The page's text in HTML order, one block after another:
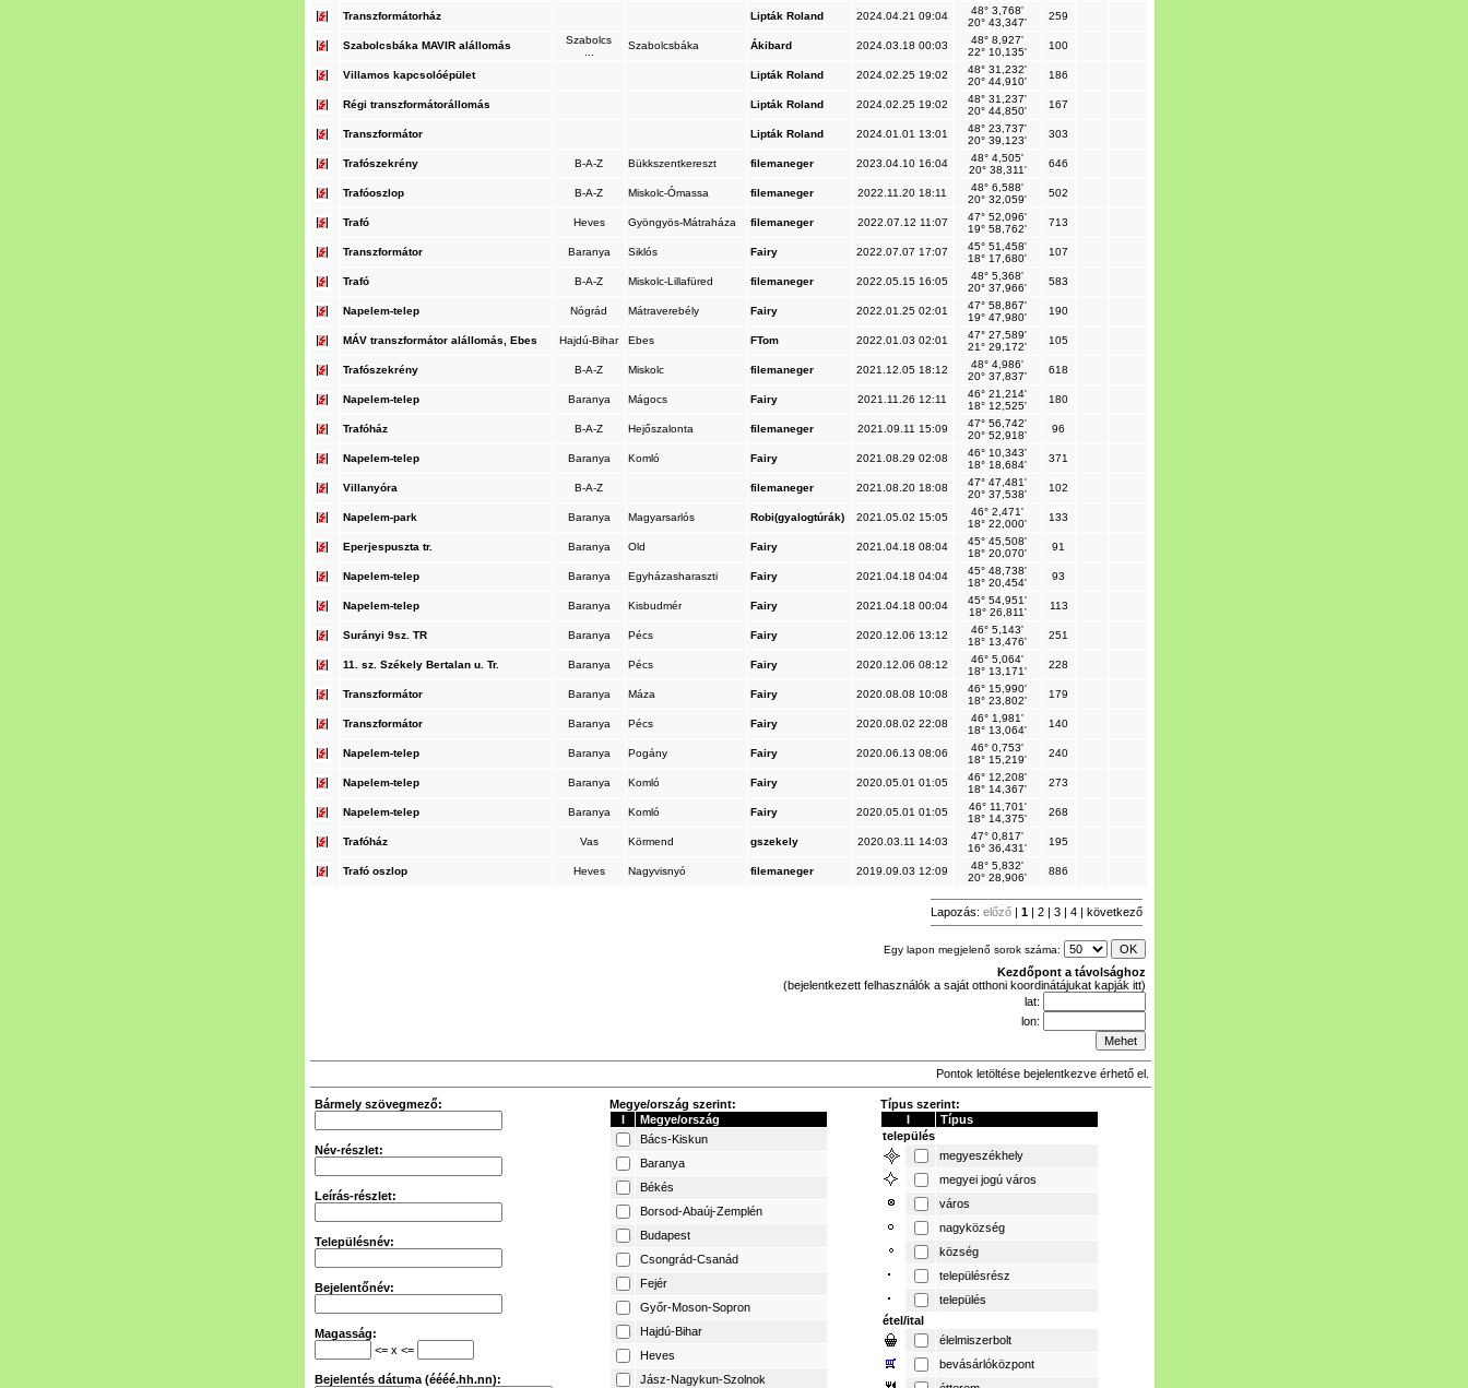
Transzformátorház Lipták Roland 2024.04.21 09:04
48° 3,768'
20° 43,347'
259
Szabolcsbáka MAVIR alállomás
Szabolcs
Szabolcsbáka Ákibard 2024.03.18 00:03
48° 8,927'
22° 10,135'
100
Villamos kapcsolóépület Lipták Roland 2024.02.25 19:02
48° 31,232'
20° 44,910'
186
Régi transzformátorállomás Lipták Roland 2024.02.25 19:02
48° 31,237'
20° 44,850'
167
Transzformátor Lipták Roland 2024.01.01 13:01
48° 23,737'
20° 39,123'
303
Trafószekrény B-A-Z Bükkszentkereszt filemaneger 2023.04.10 16:04
48° 4,505'
20° 38,311'
646
Trafóoszlop B-A-Z Miskolc-Ómassa filemaneger 2022.11.20 18:11
48° 6,588'
20° 32,059'
502
Trafó Heves Gyöngyös-Mátraháza filemaneger 2022.07.12 11:07
47° 52,096'
19° 58,762'
713
Transzformátor Baranya Siklós Fairy 2022.07.07 17:07
45° 51,458'
18° 17,680'
107
Trafó B-A-Z Miskolc-Lillafüred filemaneger 2022.05.15 16:05
48° 5,368'
20° 37,966'
583
Napelem-telep Nógrád Mátraverebély Fairy 2022.01.25 02:01
47° 58,867'
19° 47,980'
190
MÁV transzformátor alállomás, Ebes Hajdú-Bihar Ebes FTom 2022.01.03 02:01
47° 27,589'
21° 29,172'
105
Trafószekrény B-A-Z Miskolc filemaneger 2021.12.05 18:12
48° 4,986'
20° 37,837'
618
Napelem-telep Baranya Mágocs Fairy 2021.11.26 12:11
46° 21,214'
18° 12,525'
180
Trafóház B-A-Z Hejőszalonta filemaneger 2021.09.11 15:09
47° 56,742'
20° 52,918'
96
Napelem-telep Baranya Komló Fairy 2021.08.29 02:08
46° 10,343'
18° 18,684'
371
Villanyóra B-A-Z filemaneger 2021.08.20 18:08
47° 47,481'
20° 37,538'
102
Napelem-park Baranya Magyarsarlós Robi(gyalogtúrák) 2021.05.02 15:05
46° 2,471'
18° 22,000'
133
Eperjespuszta tr. Baranya Old Fairy 2021.04.18 08:04
45° 45,508'
18° 20,070'
91
Napelem-telep Baranya Egyházasharaszti Fairy 2021.04.18 04:04
45° 48,738'
18° 20,454'
93
Napelem-telep Baranya Kisbudmér Fairy 2021.04.18 00:04
45° 54,951'
18° 26,811'
113
Surányi 9sz. TR Baranya Pécs Fairy 2020.12.06 13:12
46° 5,143'
18° 13,476'
251
11. sz. Székely Bertalan u. Tr. Baranya Pécs Fairy 2020.12.06 08:12
46° 5,064'
18° 13,171'
228
Transzformátor Baranya Máza Fairy 2020.08.08 10:08
46° 15,990'
18° 23,802'
179
Transzformátor Baranya Pécs Fairy 2020.08.02 22:08
46° 1,981'
18° 13,064'
140
Napelem-telep Baranya Pogány Fairy 2020.06.13 08:06
46° 0,753'
18° 15,219'
240
Napelem-telep Baranya Komló Fairy 2020.05.01 01:05
46° 12,208'
18° 14,367'
273
Napelem-telep Baranya Komló Fairy 2020.05.01 01:05
46° 11,701'
18° 14,375'
268
Trafóház Vas Körmend gszekely 2020.03.11 14:03
47° 0,817'
16° 36,431'
195
Trafó oszlop Heves Nagyvisnyó filemaneger 2019.09.03 12:09
48° 5,832'
20° 28,906'
886
Lapozás: előző | 1 | 2 | 3 | 4 | következő
Egy lapon megjelenő sorok száma:
Kezdőpont a távolsághoz
(bejelentkezett felhasználók a saját otthoni koordinátájukat kapják itt)
lat:
lon:
Pontok letöltése bejelentkezve érhető el.
Bármely szövegmező:
Név-részlet:
Leírás-részlet:
Településnév:
Bejelentőnév:
Magasság:
<= x <=
Bejelentés dátuma (éééé.hh.nn):
Megye/ország szerint:
I
Megye/ország
Bács-Kiskun
Baranya
Békés
Borsod-Abaúj-Zemplén
Budapest
Csongrád-Csanád
Fejér
Győr-Moson-Sopron
Hajdú-Bihar
Heves
Jász-Nagykun-Szolnok
Típus szerint:
I
Típus
település
megyeszékhely
megyei jogú város
város
nagyközség
község
településrész
település
étel/ital
élelmiszerbolt
bevásárlóközpont